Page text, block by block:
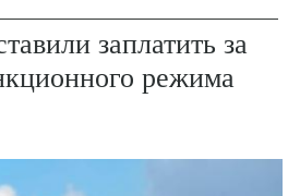
заплатить за
режима